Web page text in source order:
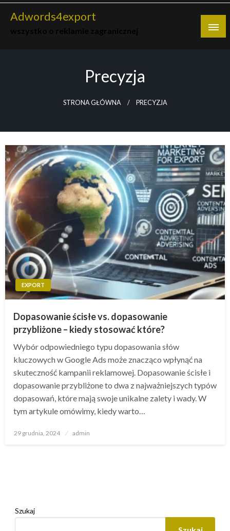
Skip
Adwords4export
Precyzja
STRONA GŁÓWNA PRECYZJA
EXPORT
Dopasowanie ścisłe vs. dopasowanie
przybliżone – kiedy stosować które?
Wybór odpowiedniego typu dopasowania słów
kluczowych w Google Ads może znacząco wpłynąć na
skuteczność kampanii reklamowej. Dopasowanie ścisłe i
dopasowanie przybliżone to dwa z najważniejszych typów
dopasowań, które mają swoje unikalne zalety i wady. W
tym artykule omówimy, kiedy warto…
Opublikowane
29 grudnia, 2024 admin
Szukaj